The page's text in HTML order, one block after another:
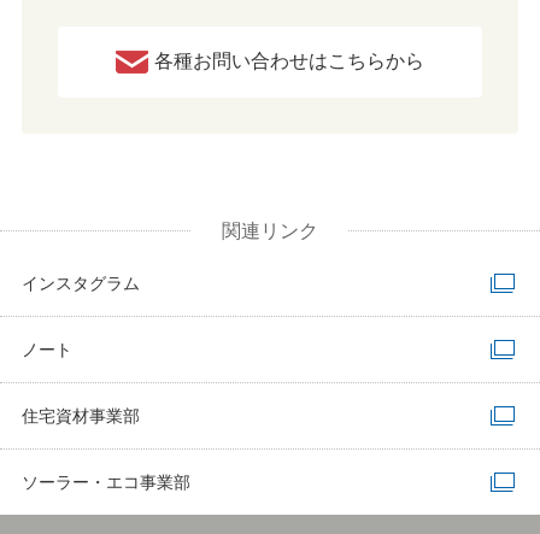
各種お問い合わせはこちらから
関連リンク
インスタグラム
ノート
住宅資材事業部
ソーラー・エコ事業部